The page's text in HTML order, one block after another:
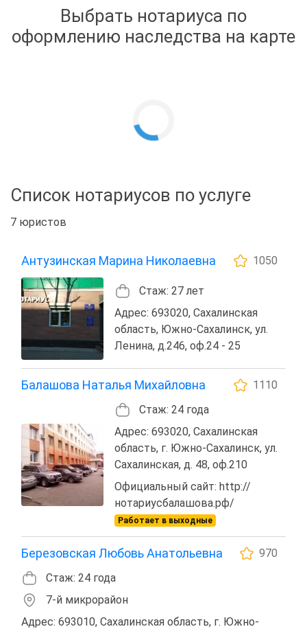
Выбрать нотариуса по
оформлению наследства на карте
Список нотариусов по услуге
7 юристов
Антузинская Марина Николаевна 1050
Стаж: 27 лет
Адрес: 693020, Сахалинская
область, Южно-Сахалинск, ул.
Ленина, д.246, оф.24 - 25
Балашова Наталья Михайловна
1110
Стаж: 24 года
Адрес: 693020, Сахалинская
область, г. Южно-Сахалинск, ул.
Сахалинская, д. 48, оф.210
Официальный сайт: http://
нотариусбалашова.рф/
Работает в выходные
Березовская Любовь Анатольевна
970
Стаж: 24 года
7-й микрорайон
Адрес: 693010, Сахалинская область, г. Южно-